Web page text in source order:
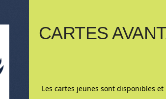
CARTES
Les cartes jeunes sont disponibles